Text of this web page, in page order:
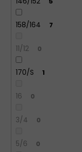
158/164 7
11/12 0
170/S 1
16 0
3/4 0
5/6 0